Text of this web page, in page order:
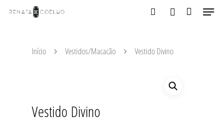
Início Vestidos/Macacão Vestido Divino
Vestido Divino